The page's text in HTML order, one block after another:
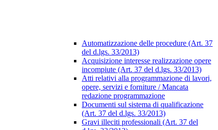
Automatizzazione delle procedure (Art. 37
del d.lgs. 33/2013)
Acquisizione interesse realizzazione opere
incompiute (Art. 37 del d.lgs. 33/2013)
Atti relativi alla programmazione di lavori,
opere, servizi e forniture / Mancata
redazione programmazione
Documenti sul sistema di qualificazione
(Art. 37 del d.lgs. 33/2013)
Gravi illeciti professionali (Art. 37 del